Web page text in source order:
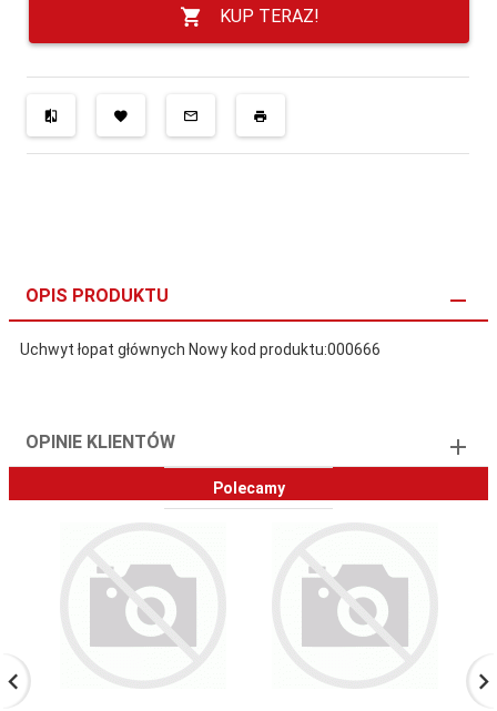
KUP TERAZ!
OPIS PRODUKTU
Uchwyt łopat głównych Nowy kod produktu:000666
OPINIE KLIENTÓW
Polecamy